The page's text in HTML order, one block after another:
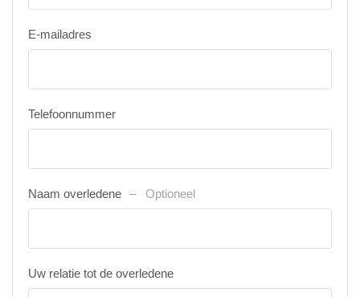
E-mailadres
Telefoonnummer
Naam overledene Optioneel
Uw relatie tot de overledene